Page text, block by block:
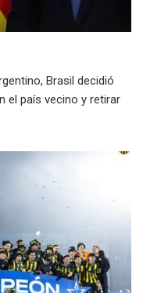
Brasil decidió
el país vecino y retirar